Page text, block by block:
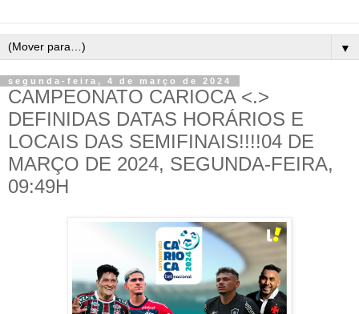
▼
segunda-feira, 4 de março de 2024
CAMPEONATO CARIOCA <.>
DEFINIDAS DATAS HORÁRIOS E
LOCAIS DAS SEMIFINAIS!!!!04 DE
MARÇO DE 2024, SEGUNDA-FEIRA,
09:49H